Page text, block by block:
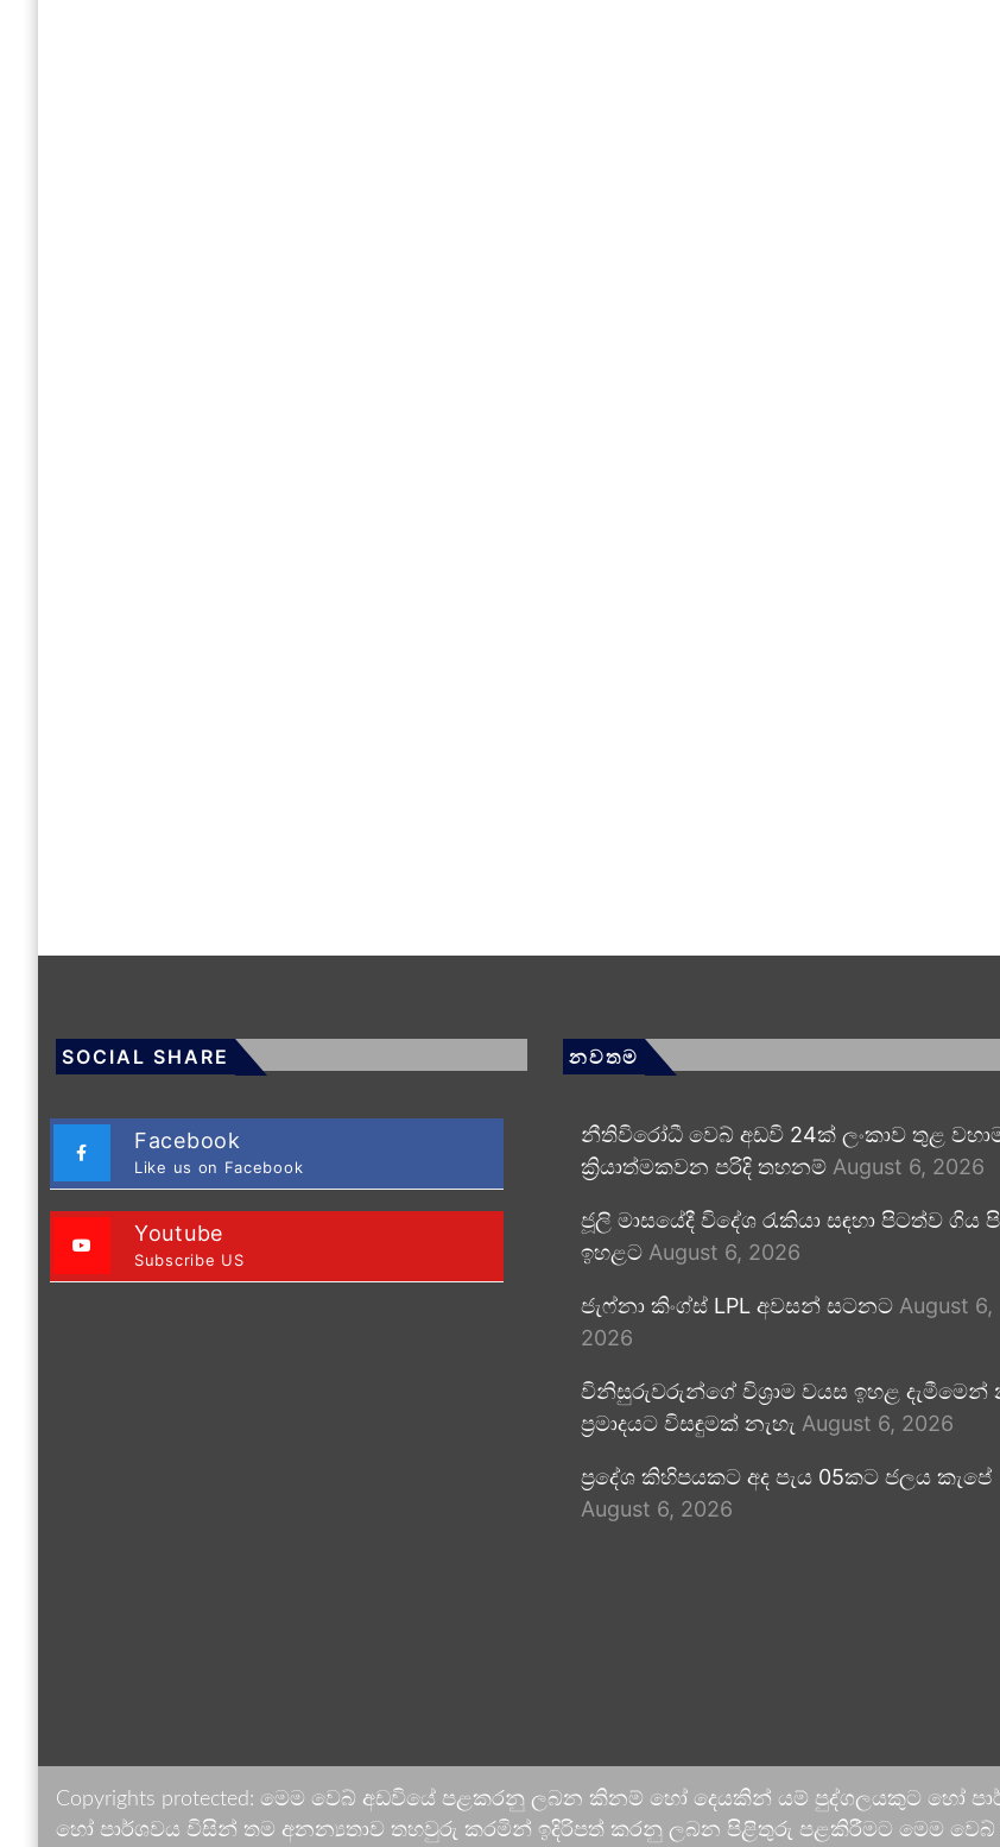
SOCIAL SHARE
Facebook
Like us on Facebook
Youtube
Subscribe US
නවතම
නීතිවිරෝධී වෙබ් අඩවි 24ක් ලංකාව තුළ
ක්‍රියාත්මකවන පරිදි තහනම් August 6, 2026
ජූලි මාසයේදී විදේශ රැකියා සඳහා පිටත්ව ගිය
ඉහළට August 6, 2026
ජැෆ්නා කිංග්ස් LPL අවසන් සටනට August 6,
2026
විනිසුරුවරුන්ගේ විශ්‍රාම වයස ඉහළ දැමීමෙන්
ප්‍රමාදයට විසඳුමක් නැහැ August 6, 2026
ප්‍රදේශ කිහිපයකට අද පැය 05කට ජලය කැපේ
August 6, 2026
Copyrights protected: මෙම වෙබ් අඩවියේ පළකරනු ලබන කිනම් හෝ දෙයකින් යම් පුද්ගලයකුට හෝ
හෝ පාර්ශවය විසින් තම අනන්‍යතාව තහවුරු කරමින් ඉදිරිපත් කරනු ලබන පිළිතුරු පළකිරීමට මෙම වෙබ්